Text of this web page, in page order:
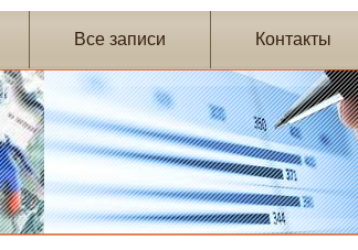
Все записи Контакты